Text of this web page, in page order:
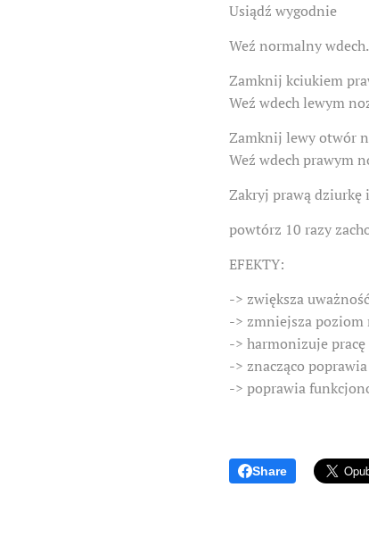
Usiądź wygodnie
Weź normalny wdech.
Zamknij kciukiem
Weź wdech lewym
Zamknij lewy otwór
Weź wdech prawym
Zakryj prawą dziurkę
powtórz 10 razy
EFEKTY:
-> zwiększa
-> zmniejsza poziom
-> harmonizuje
-> znacząco
-> poprawia
Share